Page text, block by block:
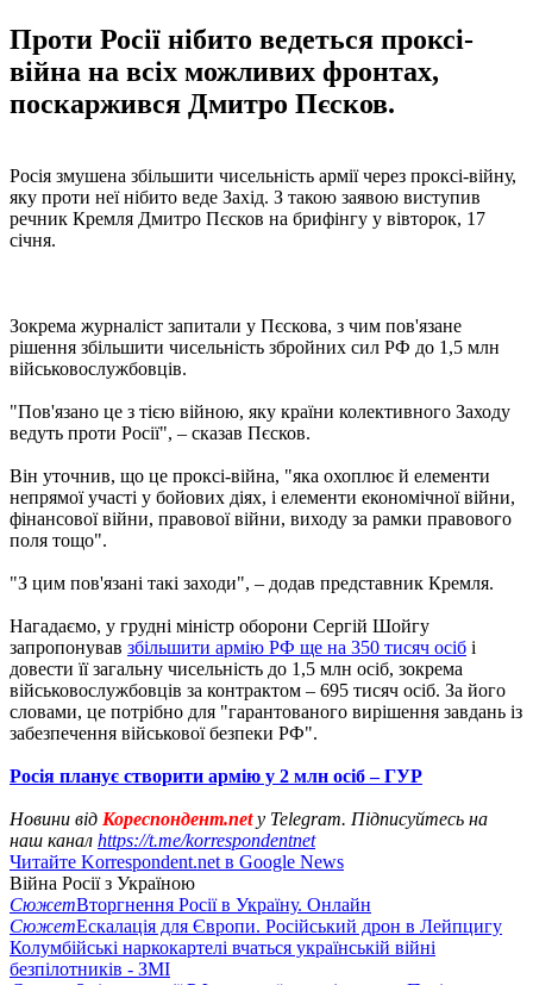
Проти Росії нібито ведеться проксі-
війна на всіх можливих фронтах,
поскаржився Дмитро Пєсков.
Росія змушена збільшити чисельність армії через проксі-війну,
яку проти неї нібито веде Захід. З такою заявою виступив
речник Кремля Дмитро Пєсков на брифінгу у вівторок, 17
січня.
Зокрема журналіст запитали у Пєскова, з чим пов'язане
рішення збільшити чисельність збройних сил РФ до 1,5 млн
військовослужбовців.
"Пов'язано це з тією війною, яку країни колективного Заходу
ведуть проти Росії", – сказав Пєсков.
Він уточнив, що це проксі-війна, "яка охоплює й елементи
непрямої участі у бойових діях, і елементи економічної війни,
фінансової війни, правової війни, виходу за рамки правового
поля тощо".
"З цим пов'язані такі заходи", – додав представник Кремля.
Нагадаємо, у грудні міністр оборони Сергій Шойгу
запропонував збільшити армію РФ ще на 350 тисяч осіб і
довести її загальну чисельність до 1,5 млн осіб, зокрема
військовослужбовців за контрактом – 695 тисяч осіб. За його
словами, це потрібно для "гарантованого вирішення завдань із
забезпечення військової безпеки РФ".
Росія планує створити армію у 2 млн осіб – ГУР
Новини від Кореспондент.netу Telegram. Підписуйтесь на
наш канал https://t.me/korrespondentnet
Читайте Korrespondent.net в Google News
Війна Росії з Україною
СюжетВторгнення Росії в Україну. Онлайн
СюжетЕскалація для Європи. Російський дрон в Лейпцигу
Колумбійські наркокартелі вчаться українській війні
безпілотників - ЗМІ